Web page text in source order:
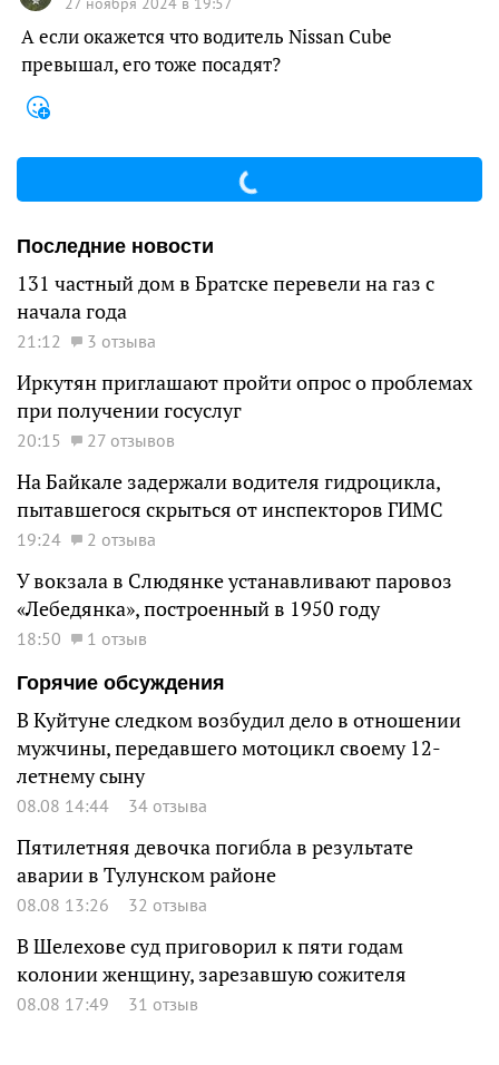
А если окажется что водитель Nissan Cube
превышал, его тоже посадят?
Последние новости
131 частный дом в Братске перевели на газ с
начала года
21:12 3 отзыва
Иркутян приглашают пройти опрос о проблемах
при получении госуслуг
20:15 27 отзывов
На Байкале задержали водителя гидроцикла,
пытавшегося скрыться от инспекторов ГИМС
19:24 2 отзыва
У вокзала в Слюдянке устанавливают паровоз
«Лебедянка», построенный в 1950 году
18:50
1 отзыв
Горячие обсуждения
В Куйтуне следком возбудил дело в отношении
мужчины, передавшего мотоцикл своему 12-
летнему сыну
08.08 14:44 34 отзыва
Пятилетняя девочка погибла в результате
аварии в Тулунском районе
08.08 13:26 32 отзыва
В Шелехове суд приговорил к пяти годам
колонии женщину, зарезавшую сожителя
08.08 17:49 31 отзыв